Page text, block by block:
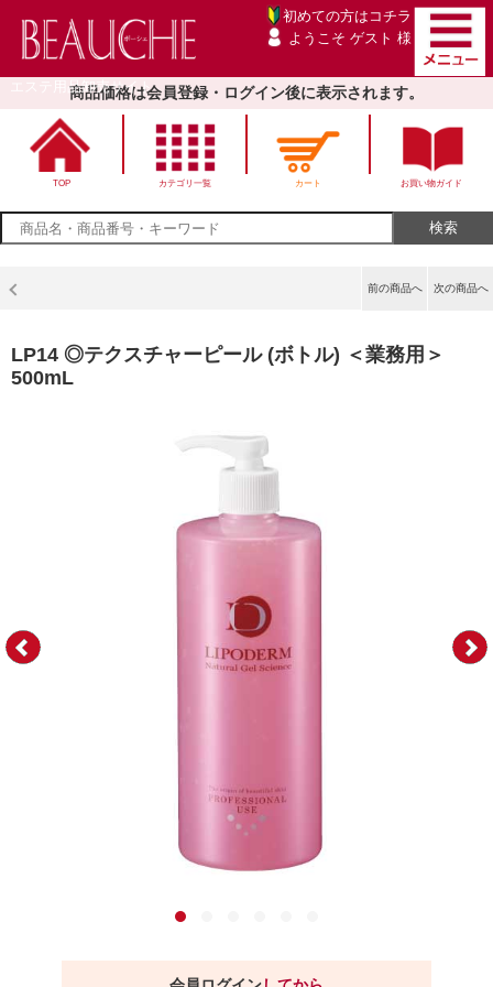
エステ用品卸売サイト
初めての方は コチラ
ようこそ ゲスト 様
商品価格は会員登録・ログイン後に表示されます。
TOP カテゴリ一覧 カート お買い物ガイド
次の商品へ
前の商品へ
LP14 ◎テクスチャーピール (ボトル) ＜業務用＞
500mL